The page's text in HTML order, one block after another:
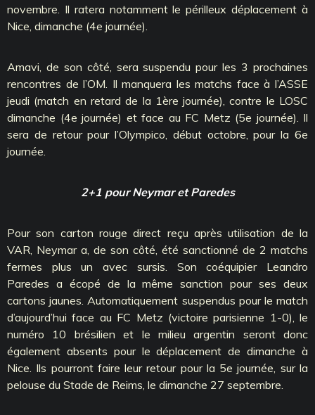
novembre. Il ratera notamment le périlleux déplacement à
Nice, dimanche (4e journée).
Amavi, de son côté, sera suspendu pour les 3 prochaines
rencontres de l’OM. Il manquera les matchs face à l’ASSE
jeudi (match en retard de la 1ère journée), contre le LOSC
dimanche (4e journée) et face au FC Metz (5e journée). Il
sera de retour pour l’Olympico, début octobre, pour la 6e
journée.
2+1 pour Neymar et Paredes
Pour son carton rouge direct reçu après utilisation de la
VAR, Neymar a, de son côté, été sanctionné de 2 matchs
fermes plus un avec sursis. Son coéquipier Leandro
Paredes a écopé de la même sanction pour ses deux
cartons jaunes. Automatiquement suspendus pour le match
d’aujourd’hui face au FC Metz (victoire parisienne 1-0), le
numéro 10 brésilien et le milieu argentin seront donc
également absents pour le déplacement de dimanche à
Nice. Ils pourront faire leur retour pour la 5e journée, sur la
pelouse du Stade de Reims, le dimanche 27 septembre.